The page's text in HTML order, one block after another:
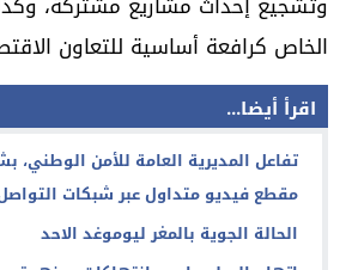
الخاص كرافعة أساسية للتعاون
اقرأ أيضا...
تفاعل المديرية العامة للأمن
مقطع فيديو متداول عبر شبكات
الحالة الجوية بالمغر ليوموغد الاحد